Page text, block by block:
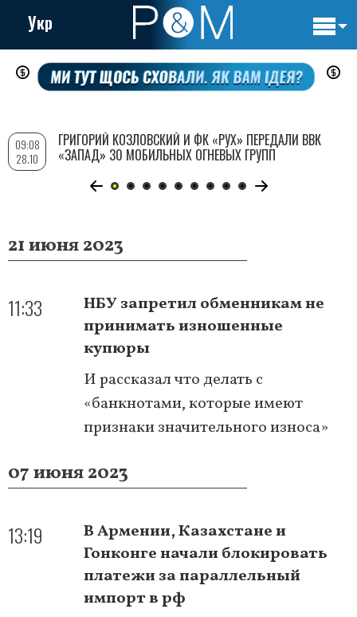
Перейти
содержанию
Укр
21 июня 2023
11:33
НБУ запретил обменникам не
принимать изношенные
купюры
И рассказал что делать с
«банкнотами, которые имеют
признаки значительного износа»
07 июня 2023
13:19
В Армении, Казахстане и
Гонконге начали блокировать
платежи за параллельный
импорт в рф
09:08
28.10
ГРИГОРИЙ КОЗЛОВСКИЙ И ФК «РУХ» ПЕРЕДАЛИ ВВК
«ЗАПАД» 30 МОБИЛЬНЫХ ОГНЕВЫХ ГРУПП